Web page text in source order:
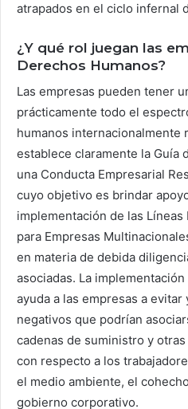
atrapados en el ciclo infernal
¿Y qué rol juegan las
Derechos Humanos?
Las empresas pueden tener
prácticamente todo el
humanos internacionalmente
establece claramente la Guía
una Conducta Empresarial
cuyo objetivo es brindar
implementación de las Líneas
para Empresas
en materia de debida
asociadas. La
ayuda a las empresas a
negativos que podrían
cadenas de suministro y
con respecto a los
el medio ambiente, el
gobierno corporativo.